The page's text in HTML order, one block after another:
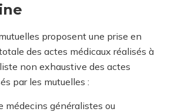
proposent une prise en
des actes médicaux réalisés à
non exhaustive des actes
par les mutuelles :
médecins généralistes ou